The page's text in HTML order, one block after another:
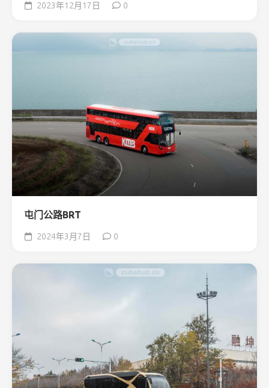
2023年12月17日 0
屯门公路BRT
2024年3月7日 0